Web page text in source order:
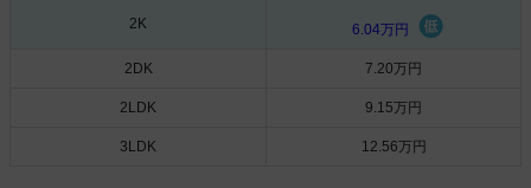
2K 6.04万円
2DK 7.20万円
2LDK 9.15万円
3LDK 12.56万円